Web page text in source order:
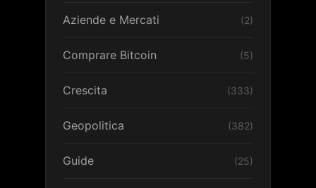
Aziende e Mercati (2)
Comprare Bitcoin (5)
Crescita (333)
Geopolitica (382)
Guide (25)